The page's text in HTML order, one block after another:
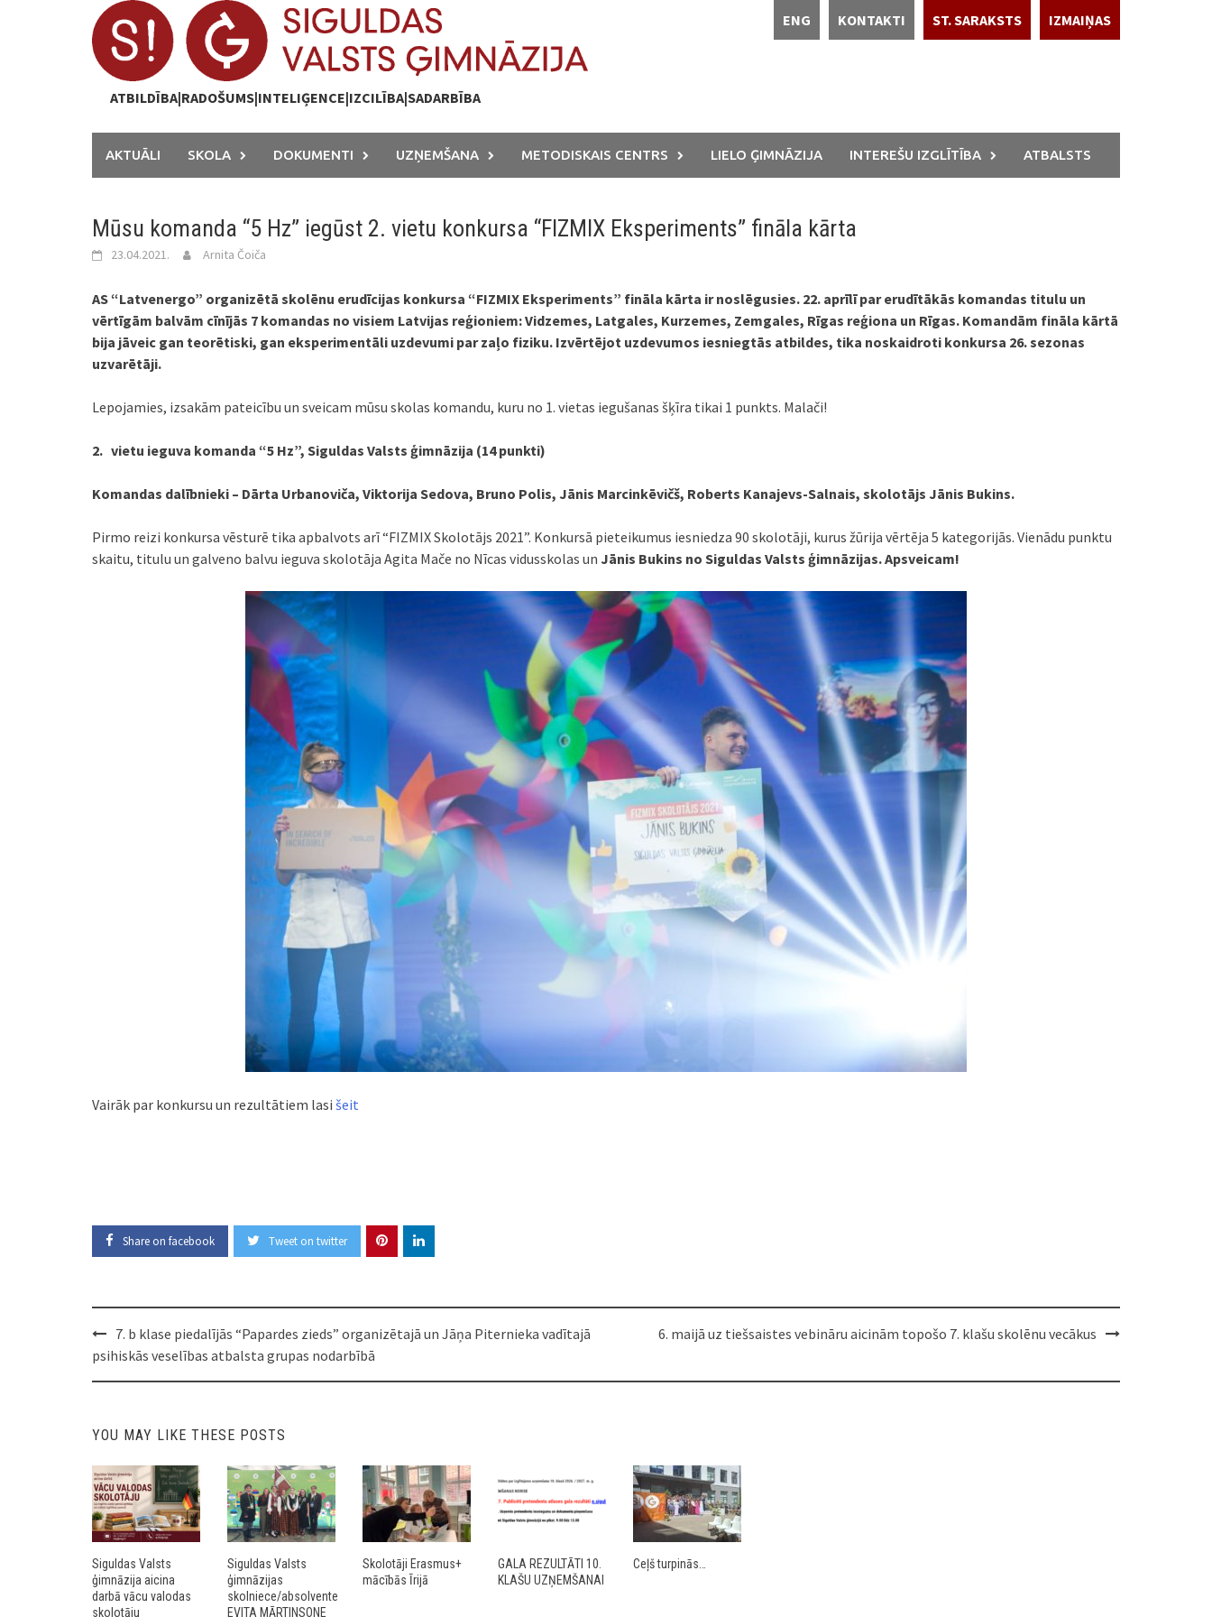
IZMAIŅAS
ST. SARAKSTS
KONTAKTI
ENG
ATBILDĪBA|RADOŠUMS|INTELIĢENCE|IZCILĪBA|SADARBĪBA
AKTUĀLI SKOLA DOKUMENTI UZŅEMŠANA METODISKAIS CENTRS LIELO ĢIMNĀZIJA INTEREŠU IZGLĪTĪBA ATBALSTS
Mūsu komanda “5 Hz” iegūst 2. vietu konkursa “FIZMIX Eksperiments” fināla kārta
23.04.2021. Arnita Čoiča
AS “Latvenergo” organizētā skolēnu erudīcijas konkursa “FIZMIX Eksperiments” fināla kārta ir noslēgusies. 22. aprīlī par erudītākās komandas titulu un
vērtīgām balvām cīnījās 7 komandas no visiem Latvijas reģioniem: Vidzemes, Latgales, Kurzemes, Zemgales, Rīgas reģiona un Rīgas. Komandām fināla kārtā
bija jāveic gan teorētiski, gan eksperimentāli uzdevumi par zaļo fiziku. Izvērtējot uzdevumos iesniegtās atbildes, tika noskaidroti konkursa 26. sezonas
uzvarētāji.
Lepojamies, izsakām pateicību un sveicam mūsu skolas komandu, kuru no 1. vietas iegušanas šķīra tikai 1 punkts. Malači!
2. vietu ieguva komanda “5 Hz”, Siguldas Valsts ģimnāzija (14 punkti)
Komandas dalībnieki – Dārta Urbanoviča, Viktorija Sedova, Bruno Polis, Jānis Marcinkēvičš, Roberts Kanajevs-Salnais, skolotājs Jānis Bukins.
Pirmo reizi konkursa vēsturē tika apbalvots arī “FIZMIX Skolotājs 2021”. Konkursā pieteikumus iesniedza 90 skolotāji, kurus žūrija vērtēja 5 kategorijās. Vienādu punktu
skaitu, titulu un galveno balvu ieguva skolotāja Agita Mače no Nīcas vidusskolas un Jānis Bukins no Siguldas Valsts ģimnāzijas. Apsveicam!
Vairāk par konkursu un rezultātiem lasi šeit
Share on facebook Tweet on twitter
Post
navigation
7. b klase piedalījās “Papardes zieds” organizētajā un Jāņa Piternieka vadītajā
psihiskās veselības atbalsta grupas nodarbībā
6. maijā uz tiešsaistes vebināru aicinām topošo 7. klašu skolēnu vecākus
YOU MAY LIKE THESE POSTS
Siguldas Valsts
ģimnāzija aicina
darbā vācu valodas
skolotāju
Siguldas Valsts
ģimnāzijas
skolniece/absolvente
EVITA MĀRTINSONE
Skolotāji Erasmus+
mācībās Īrijā
GALA REZULTĀTI 10.
KLAŠU UZŅEMŠANAI
Ceļš turpinās…